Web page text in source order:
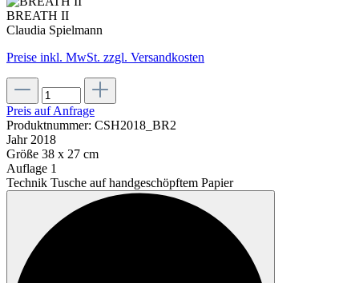
BREATH II
Claudia Spielmann
Preise inkl. MwSt. zzgl. Versandkosten
Preis auf Anfrage
Produktnummer: CSH2018_BR2
Jahr 2018
Größe 38 x 27 cm
Auflage 1
Technik Tusche auf handgeschöpftem Papier